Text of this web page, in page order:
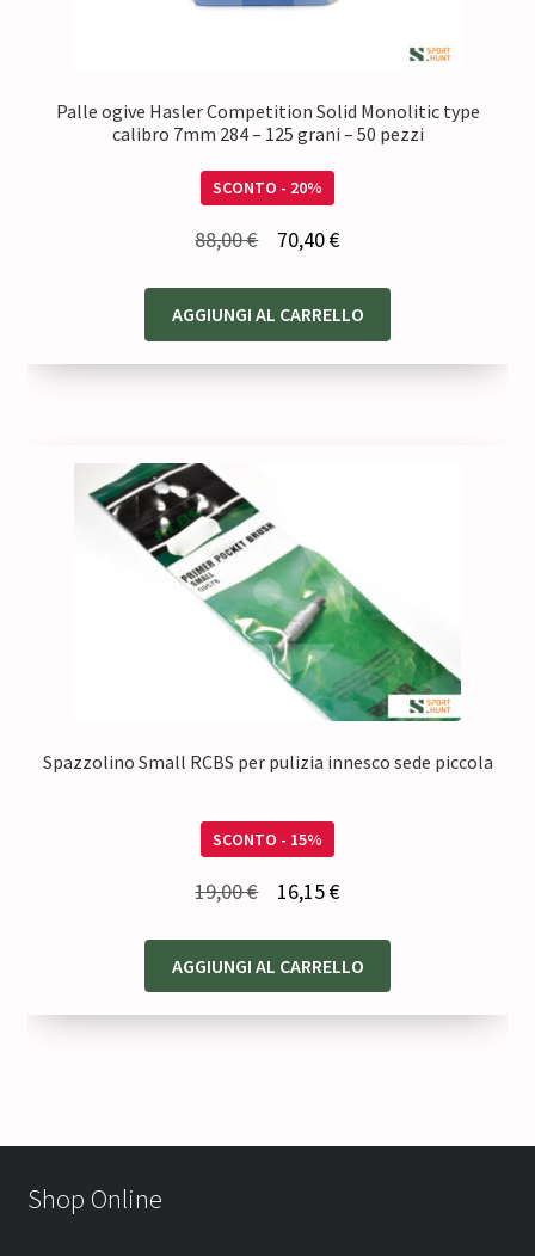
Palle ogive Hasler Competition Solid Monolitic type
calibro 7mm 284 – 125 grani – 50 pezzi
SCONTO - 20%
88,00€
originale
era:
70,40€Il
attuale
è:
AGGIUNGI AL CARRELLO
Spazzolino Small RCBS per pulizia innesco sede piccola
SCONTO - 15%
19,00€
originale
era:
16,15€Il
attuale
è:
AGGIUNGI AL CARRELLO
Shop Online